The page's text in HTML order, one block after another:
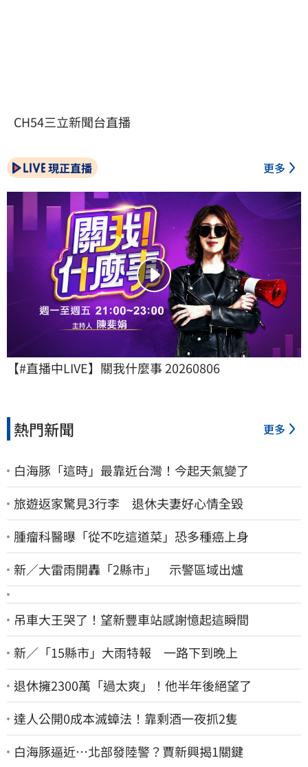
CH54三立新聞台直播
現正直播 更多
【#直播中LIVE】關我什麼事 20260806
熱門新聞 更多
白海豚「這時」最靠近台灣！今起天氣變了
旅遊返家驚見3行李 退休夫妻好心情全毀
腫瘤科醫曝「從不吃這道菜」恐多種癌上身
新／大雷雨開轟「2縣市」 示警區域出爐
吊車大王哭了！望新豐車站感謝憶起這瞬間
新／「15縣市」大雨特報 一路下到晚上
退休擁2300萬「過太爽」！他半年後絕望了
達人公開0成本滅蟑法！靠剩酒一夜抓2隻
白海豚逼近…北部發陸警？賈新興揭1關鍵